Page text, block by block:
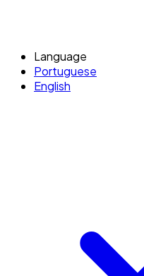
Language
Portuguese
English